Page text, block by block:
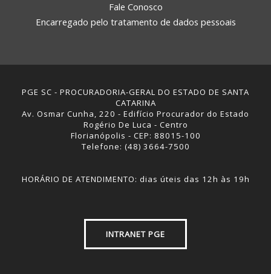
Fale Conosco
Encarregado pelo tratamento de dados pessoais
PGE SC - PROCURADORIA-GERAL DO ESTADO DE SANTA
CATARINA
Av. Osmar Cunha, 220 - Edifício Procurador do Estado
Rogério De Luca - Centro
Florianópolis - CEP: 88015-100
Telefone: (48) 3664-7500
HORÁRIO DE ATENDIMENTO: dias úteis das 12h às 19h
INTRANET PGE